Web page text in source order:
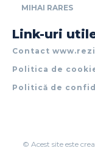
MIHAI RARES
Link-uri
Contact
Politica de
Politică de
© Acest site este